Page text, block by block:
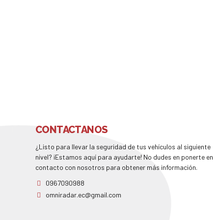
CONTACTANOS
¿Listo para llevar la seguridad de tus vehículos al siguiente
nivel? ¡Estamos aquí para ayudarte! No dudes en ponerte en
contacto con nosotros para obtener más información.
0967090988
omniradar.ec@gmail.com